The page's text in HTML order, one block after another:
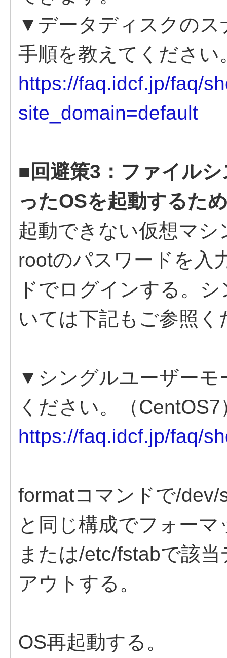
▼データディスクのス
手順を教えてください
https://faq.idcf.jp/faq/
site_domain=default
■回避策3：ファイル
ったOSを起動するた
起動できない仮想マ
rootのパスワードを入
ドでログインする。
いては下記もご参照く
▼シングルユーザーモ
ください。（CentOS7
https://faq.idcf.jp/faq/
formatコマンドで/
と同じ構成でフォーマ
または/etc/fstabで該
アウトする。
OS再起動する。